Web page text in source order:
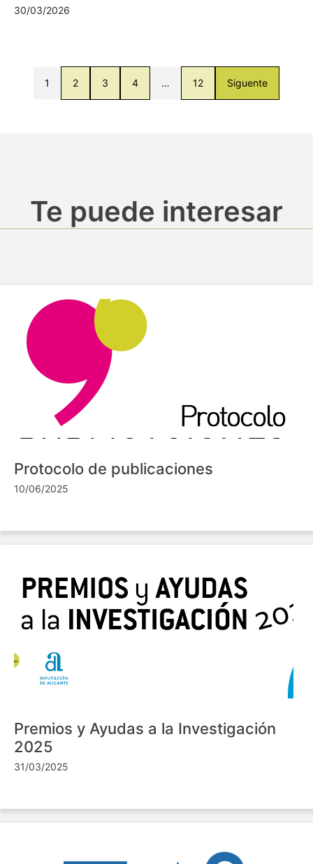
30/03/2026
1 2 3 4 … 12 Siguente
Te puede interesar
Protocolo de publicaciones
10/06/2025
Premios y Ayudas a la Investigación
2025
31/03/2025